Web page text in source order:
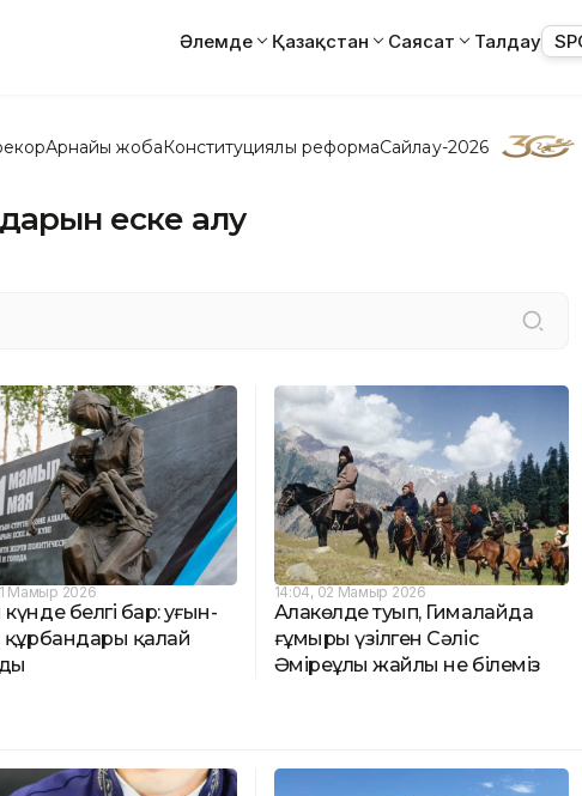
Әлемде Қазақстан Саясат Талдау
Арнайы жобаКонституциялық реформаСайлау-2026
еске алу
Мамыр 2026
белгі бар: Қуғын-
құрбандары қалай
14:04, 02 Мамыр 2026
Алакөлде туып, Гималайда
ғұмыры үзілген Сәліс
Әміреұлы жайлы не білеміз